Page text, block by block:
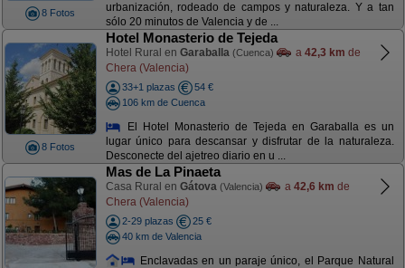
8 Fotos
urbanización, rodeado de campos y naturaleza. Y a tan
sólo 20 minutos de Valencia y de ...
8 Fotos
Hotel Monasterio de Tejeda
Hotel Rural en Garaballa (Cuenca) a 42,3 km de
Chera (Valencia)
33+1 plazas
54 €
106 km de Cuenca
El Hotel Monasterio de Tejeda en Garaballa es un
lugar único para descansar y disfrutar de la naturaleza.
Desconecte del ajetreo diario en u ...
Mas de La Pinaeta
Casa Rural en Gátova (Valencia) a 42,6 km de
Chera (Valencia)
2-29 plazas
25 €
40 km de Valencia
Enclavadas en un paraje único, el Parque Natural